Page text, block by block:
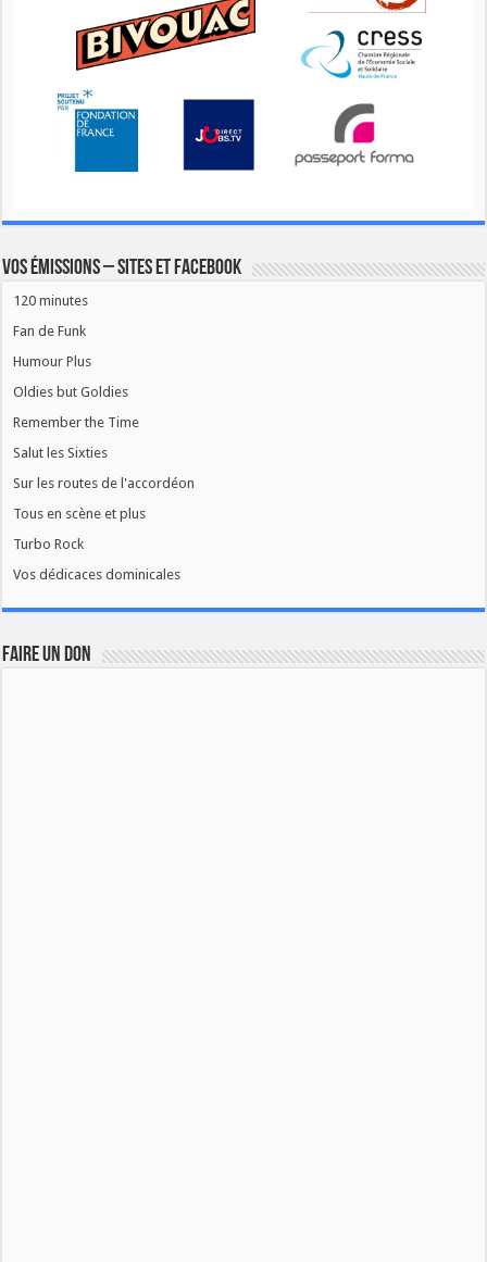
Vos émissions – Sites et Facebook
120 minutes
Fan de Funk
Humour Plus
Oldies but Goldies
Remember the Time
Salut les Sixties
Sur les routes de l'accordéon
Tous en scène et plus
Turbo Rock
Vos dédicaces dominicales
FAIRE UN DON